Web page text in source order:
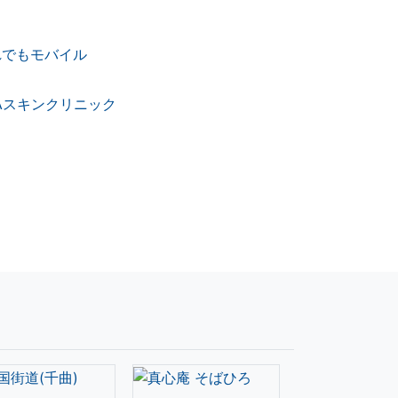
もモバイル
キンクリニック